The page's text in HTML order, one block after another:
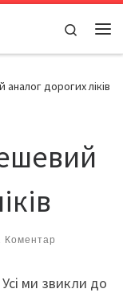
Search
дорогих ліків
Коментар
Усі ми звикли до